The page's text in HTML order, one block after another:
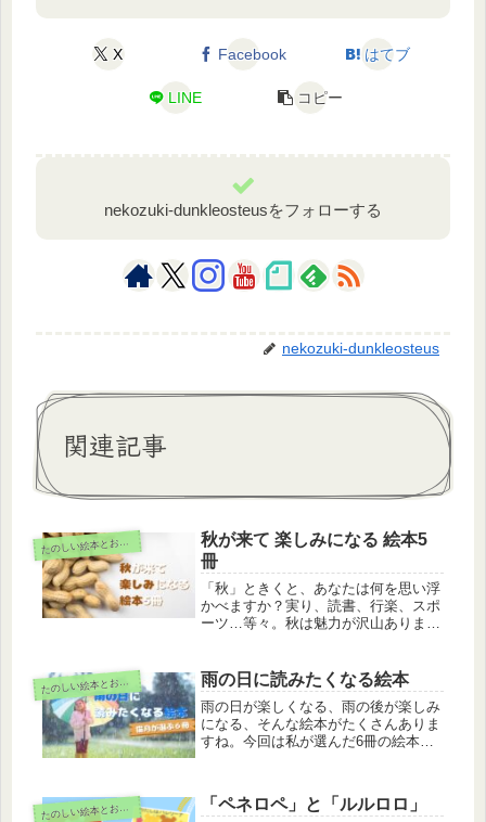
X Facebook はてブ
LINE コピー
nekozuki-dunkleosteusをフォローする
nekozuki-dunkleosteus
関連記事
た
のしい絵本とおもちゃ
秋が来て 楽しみになる 絵本5
冊
「秋」ときくと、あなたは何を思い浮
かべますか？実り、読書、行楽、スポ
ーツ…等々。秋は魅力が沢山あります
す。
た
のしい絵本とおもちゃ 雨の日に読みたくなる絵本
雨の日が楽しくなる、雨の後が楽しみ
になる、そんな絵本がたくさんありま
すね。今回は私が選んだ6冊の絵本を
た
のしい絵本とおもちゃ 「ペネロペ」と「ルルロロ」